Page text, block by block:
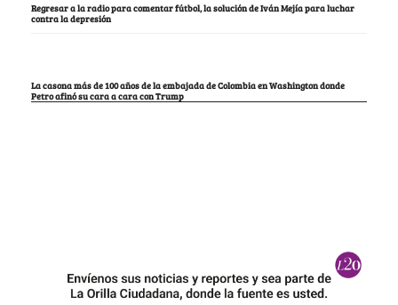
Regresar a la radio para comentar fútbol, la solución de Iván Mejía para luchar
contra la depresión
La casona más de 100 años de la embajada de Colombia en Washington donde
Petro afinó su cara a cara con Trump